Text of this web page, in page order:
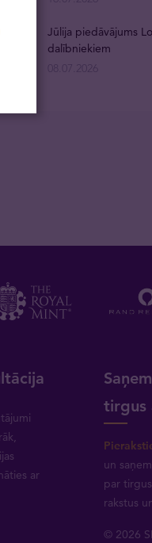
Jūlija piedāvājums
dalībniekiem
08.07.2026
ar
tirgus
un
par
rakstus
© 2026